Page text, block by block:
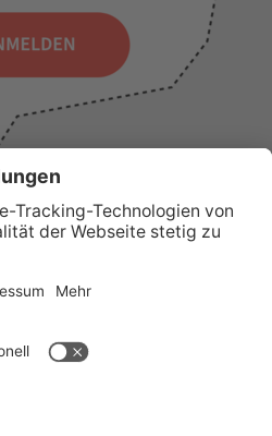
LINKS
Tourist-Information
Barrierefreiheit